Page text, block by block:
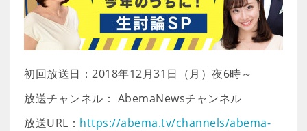
初回放送日：2018年12月31日（月）夜6時～
放送チャンネル： AbemaNewsチャンネル
放送URL： https://abema.tv/channels/abema-